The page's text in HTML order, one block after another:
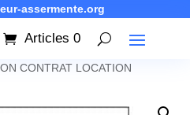
assermente.org
Articles 0
CONTRAT LOCATION